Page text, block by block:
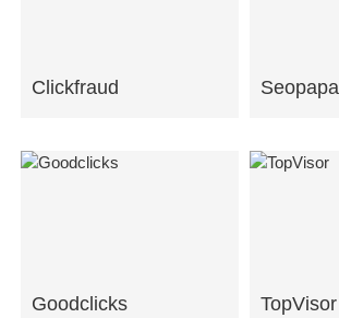
Clickfraud Seopapa
Goodclicks TopVisor